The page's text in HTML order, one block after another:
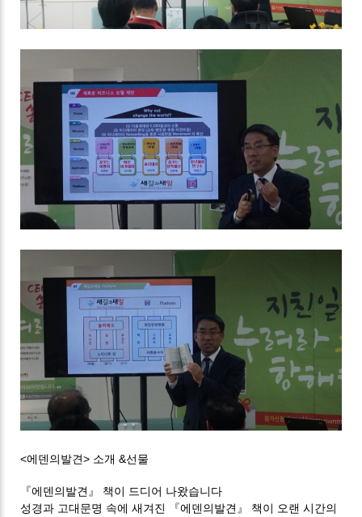
<에덴의발견> 소개 &선물
『에덴의발견』 책이 드디어 나왔습니다
성경과 고대문명 속에 새겨진 『에덴의발견』 책이 오랜 시간의